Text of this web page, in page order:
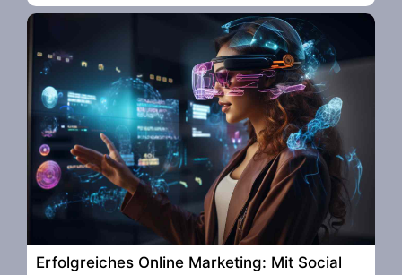
Erfolgreiches Online Marketing: Mit Social